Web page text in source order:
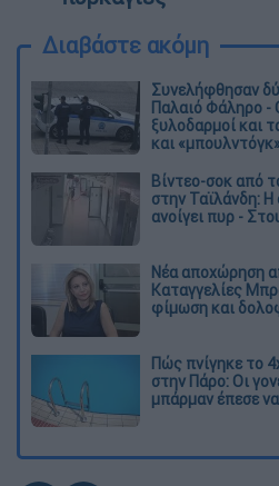
Διαβάστε ακόμη
Συνελήφθησαν
Παλαιό Φάληρο -
ξυλοδαρμοί και
και
Βίντεο-σοκ από
στην Ταϊλάνδη:
ανοίγει πυρ -
Νέα αποχώρηση
Καταγγελίες
φίμωση και
Πώς πνίγηκε το
στην Πάρο: Οι
μπάρμαν έπεσε